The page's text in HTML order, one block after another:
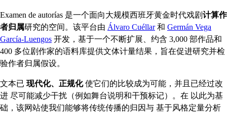
Examen de autorías 是一个面向大规模西班牙黄金时代戏剧计算作
者归属研究的空间。该平台由 Álvaro Cuéllar和 Germán Vega
García-Luengos 开发，基于一个不断扩展、约含 3,000 部作品和
400 多位剧作家的语料库提供文体计量结果，旨在促进研究并检
验作者归属假设。
文本已 现代化、正规化使它们的比较成为可能，并且已经过改
进 尽可能减少干扰（例如舞台说明和干预标记）。在 以此为基
础，该网站使我们能够将传统传播的归因与 基于风格定量分析